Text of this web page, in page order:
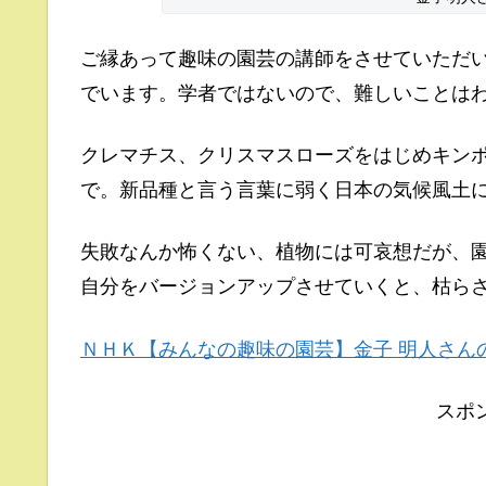
ご縁あって趣味の園芸の講師をさせていただ
でいます。学者ではないので、難しいことは
クレマチス、クリスマスローズをはじめキン
で。新品種と言う言葉に弱く日本の気候風土
失敗なんか怖くない、植物には可哀想だが、
自分をバージョンアップさせていくと、枯ら
ＮＨＫ【みんなの趣味の園芸】金子 明人さん
スポ